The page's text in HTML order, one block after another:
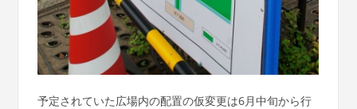
予定されていた広場内の配置の仮変更は6月中旬から行